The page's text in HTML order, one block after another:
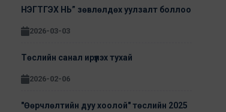
НЭГТГЭХ НЬ” зөвлөлдөх уулзалт боллоо
2026-03-03
Төслийн санал ирүүлэх тухай
2026-02-06
"Өөрчлөлтийн дуу хоолой" төслийн 2025